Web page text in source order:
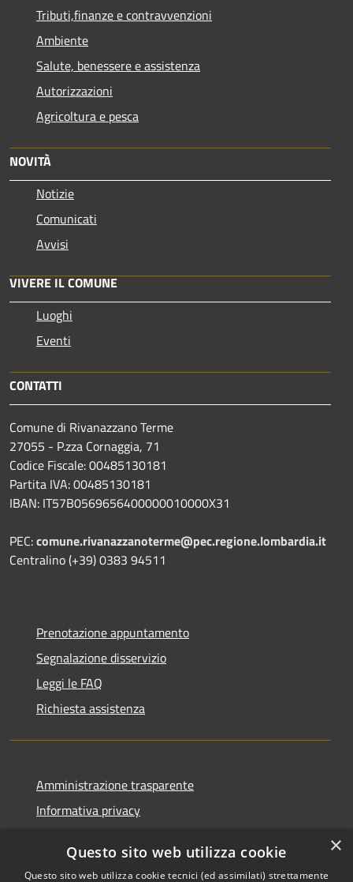
Tributi,finanze e contravvenzioni
Ambiente
Salute, benessere e assistenza
Autorizzazioni
Agricoltura e pesca
NOVITÀ
Notizie
Comunicati
Avvisi
VIVERE IL COMUNE
Luoghi
Eventi
CONTATTI
Comune di Rivanazzano Terme
27055 - P.zza Cornaggia, 71
Codice Fiscale: 00485130181
Partita IVA: 00485130181
IBAN: IT57B0569656400000010000X31
PEC:comune.rivanazzanoterme@pec.regione.lombardia.it
Centralino (+39) 0383 94511
Prenotazione appuntamento
Segnalazione disservizio
Leggi le FAQ
Richiesta assistenza
Amministrazione trasparente
Informativa privacy
Dichiarazione di accessibilità
×
Questo sito web utilizza cookie
Questo sito web utilizza cookie tecnici (ed assimilati) strettamente